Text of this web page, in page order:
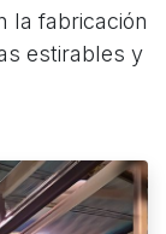
la fabricación
estirables y